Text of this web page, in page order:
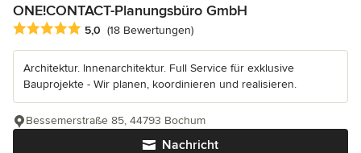
ONE!CONTACT-Planungsbüro GmbH
Durchschnittliche Bewertung: 5 von 5 Sternen
5,0 (18 Bewertungen)
Architektur. Innenarchitektur. Full Service für exklusive
Bauprojekte - Wir planen, koordinieren und realisieren.
Nachricht
Bessemerstraße 85, 44793 Bochum